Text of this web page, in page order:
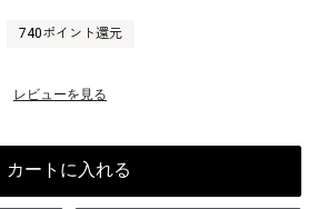
740ポイント還元
レビューを見る
カートに入れる